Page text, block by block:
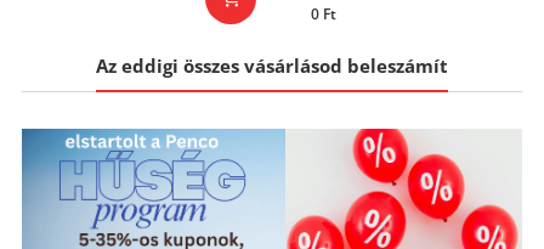
0 Ft
Az eddigi összes vásárlásod beleszámít